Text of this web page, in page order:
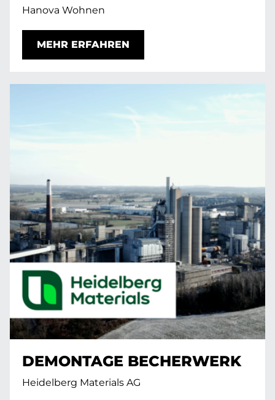
Hanova Wohnen
MEHR ERFAHREN
DEMONTAGE BECHERWERK
Heidelberg Materials AG